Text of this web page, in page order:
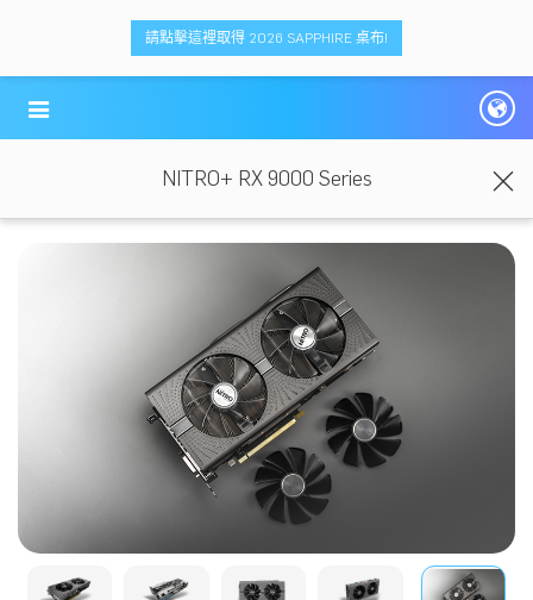
請點擊這裡取得 2026 SAPPHIRE 桌布!
NITRO+ RX 9000 Series